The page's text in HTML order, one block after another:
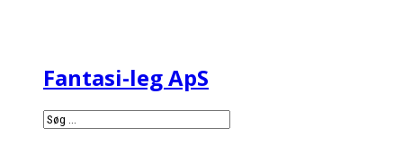
Fantasi-leg ApS